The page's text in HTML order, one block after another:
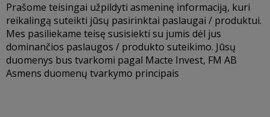
Prašome teisingai užpildyti asmeninę informaciją, kuri
reikalingą suteikti jūsų pasirinktai paslaugai / produktui.
Mes pasiliekame teisę susisiekti su jumis dėl jus
dominančios paslaugos / produkto suteikimo. Jūsų
duomenys bus tvarkomi pagal Macte Invest, FM AB
Asmens duomenų tvarkymo principais